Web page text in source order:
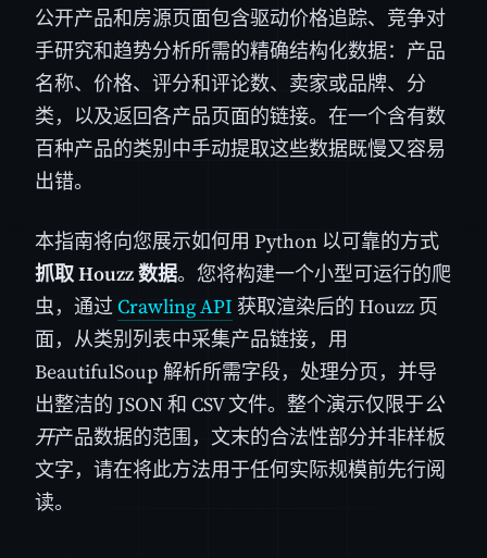
公开产品和房源页面包含驱动价格追踪、竞争对
手研究和趋势分析所需的精确结构化数据：产品
名称、价格、评分和评论数、卖家或品牌、分
类，以及返回各产品页面的链接。在一个含有数
百种产品的类别中手动提取这些数据既慢又容易
出错。
本指南将向您展示如何用 Python 以可靠的方式
抓取 Houzz 数据。您将构建一个小型可运行的爬
虫，通过Crawling API 获取渲染后的 Houzz 页
面，从类别列表中采集产品链接，用
BeautifulSoup 解析所需字段，处理分页，并导
出整洁的 JSON 和 CSV 文件。整个演示仅限于公
开产品数据的范围，文末的合法性部分并非样板
文字，请在将此方法用于任何实际规模前先行阅
读。